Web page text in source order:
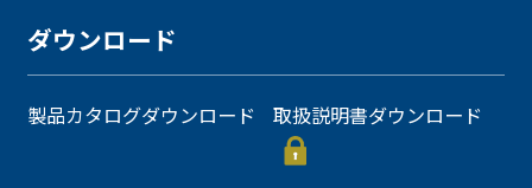
ダウンロード
製品カタログダウンロード 取扱説明書ダウンロード